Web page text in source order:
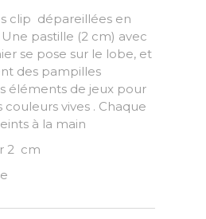
clip dépareillées en
pastille (2 cm) avec
se pose sur le lobe, et
des pampilles
éléments de jeux pour
vives . Chaque
à la main
2 cm